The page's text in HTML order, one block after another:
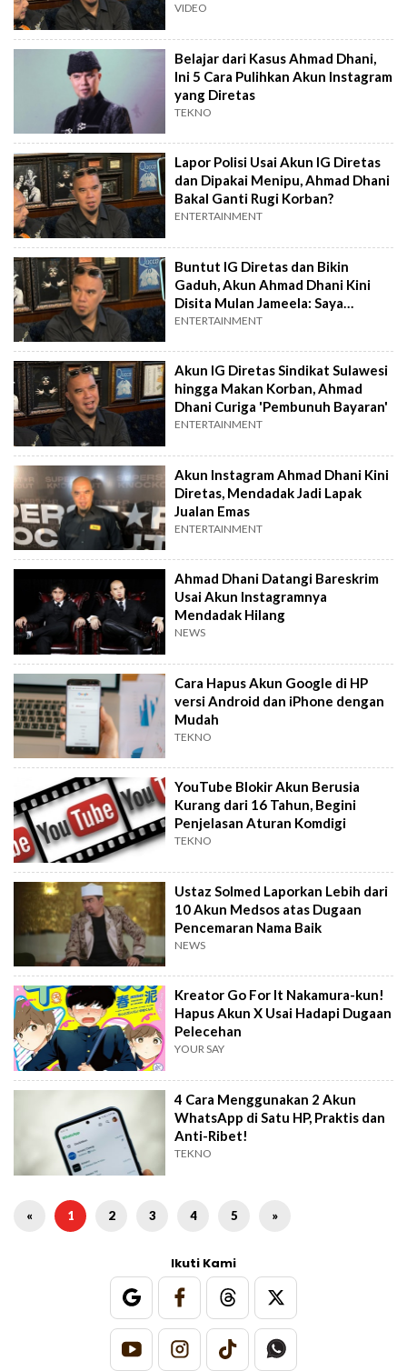
VIDEO
Belajar dari Kasus Ahmad Dhani,
Ini 5 Cara Pulihkan Akun Instagram
yang Diretas
TEKNO
Lapor Polisi Usai Akun IG Diretas
dan Dipakai Menipu, Ahmad Dhani
Bakal Ganti Rugi Korban?
ENTERTAINMENT
Buntut IG Diretas dan Bikin
Gaduh, Akun Ahmad Dhani Kini
Disita Mulan Jameela: Saya
Dimarahin
ENTERTAINMENT
Akun IG Diretas Sindikat Sulawesi
hingga Makan Korban, Ahmad
Dhani Curiga 'Pembunuh Bayaran'
ENTERTAINMENT
Akun Instagram Ahmad Dhani Kini
Diretas, Mendadak Jadi Lapak
Jualan Emas
ENTERTAINMENT
Ahmad Dhani Datangi Bareskrim
Usai Akun Instagramnya
Mendadak Hilang
NEWS
Cara Hapus Akun Google di HP
versi Android dan iPhone dengan
Mudah
TEKNO
YouTube Blokir Akun Berusia
Kurang dari 16 Tahun, Begini
Penjelasan Aturan Komdigi
TEKNO
Ustaz Solmed Laporkan Lebih dari
10 Akun Medsos atas Dugaan
Pencemaran Nama Baik
NEWS
Kreator Go For It Nakamura-kun!
Hapus Akun X Usai Hadapi Dugaan
Pelecehan
YOUR SAY
4 Cara Menggunakan 2 Akun
WhatsApp di Satu HP, Praktis dan
Anti-Ribet!
TEKNO
« 1 2 3 4 5 »
Ikuti Kami